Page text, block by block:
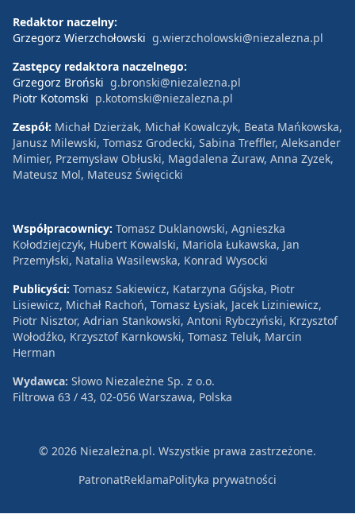
Redaktor naczelny:
Grzegorz Wierzchołowski g.wierzcholowski@niezalezna.pl
Zastępcy redaktora naczelnego:
Grzegorz Broński g.bronski@niezalezna.pl
Piotr Kotomski p.kotomski@niezalezna.pl
Zespół: Michał Dzierżak, Michał Kowalczyk, Beata Mańkowska,
Janusz Milewski, Tomasz Grodecki, Sabina Treffler, Aleksander
Mimier, Przemysław Obłuski, Magdalena Żuraw, Anna Zyzek,
Mateusz Mol, Mateusz Święcicki
Współpracownicy: Tomasz Duklanowski, Agnieszka
Kołodziejczyk, Hubert Kowalski, Mariola Łukawska, Jan
Przemyłski, Natalia Wasilewska, Konrad Wysocki
Publicyści: Tomasz Sakiewicz, Katarzyna Gójska, Piotr
Lisiewicz, Michał Rachoń, Tomasz Łysiak, Jacek Liziniewicz,
Piotr Nisztor, Adrian Stankowski, Antoni Rybczyński, Krzysztof
Wołodźko, Krzysztof Karnkowski, Tomasz Teluk, Marcin
Herman
Wydawca: Słowo Niezależne Sp. z o.o.
Filtrowa 63 / 43, 02-056 Warszawa, Polska
© 2026 Niezależna.pl. Wszystkie prawa zastrzeżone.
PatronatReklamaPolityka prywatności